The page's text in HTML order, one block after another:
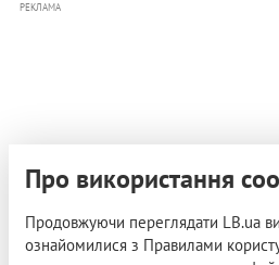
РЕКЛАМА
Про використання
Продовжуючи переглядати LB.ua
ознайомилися з Правилами